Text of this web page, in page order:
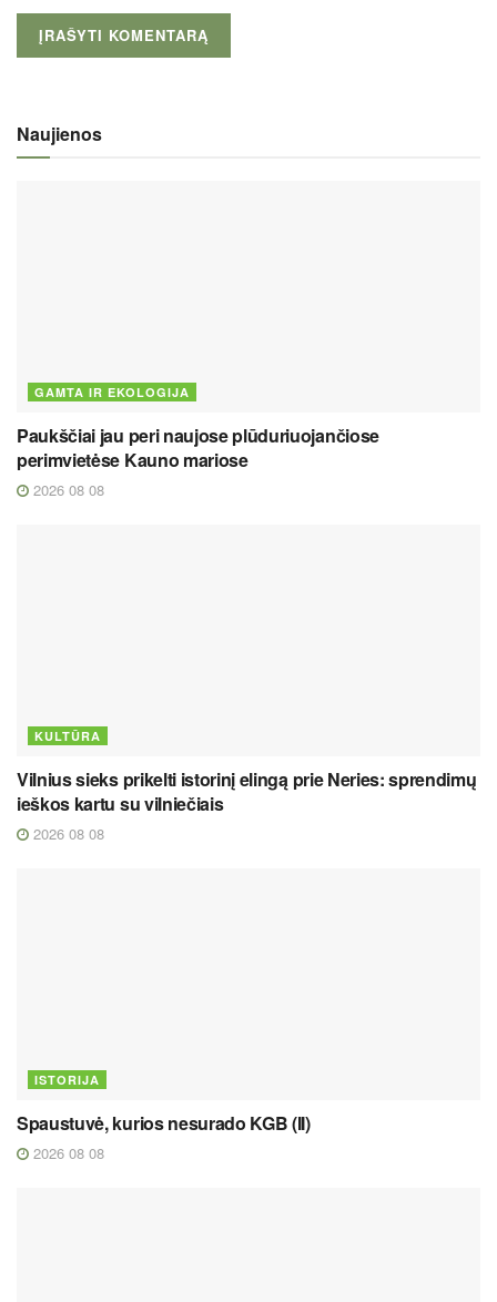
Naujienos
GAMTA IR EKOLOGIJA
Paukščiai jau peri naujose plūduriuojančiose
perimvietėse Kauno mariose
2026 08 08
KULTŪRA
Vilnius sieks prikelti istorinį elingą prie Neries: sprendimų
ieškos kartu su vilniečiais
2026 08 08
ISTORIJA
Spaustuvė, kurios nesurado KGB (II)
2026 08 08